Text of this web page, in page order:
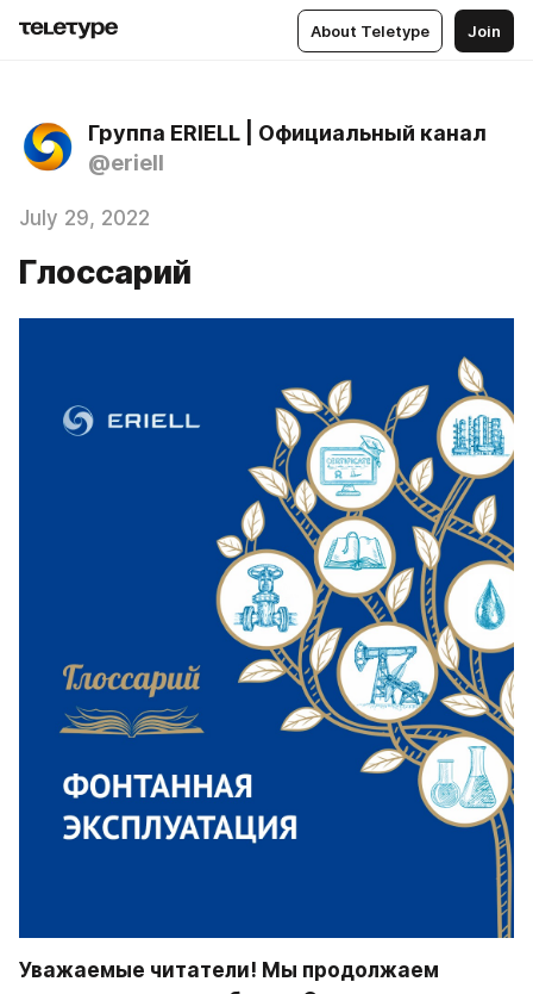
About Teletype Join
Группа ERIELL | Официальный канал
@eriell
July 29, 2022
Глоссарий
Уважаемые читатели! Мы продолжаем